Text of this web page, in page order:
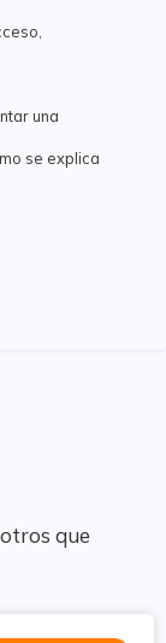
una
se explica
que